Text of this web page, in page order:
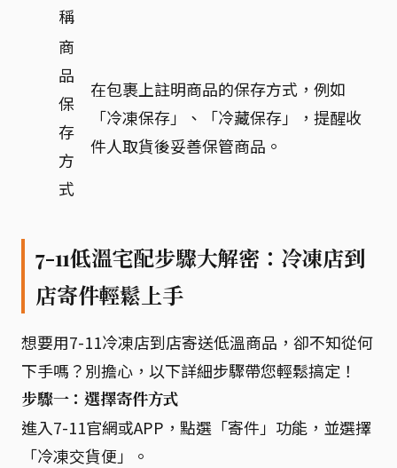
稱
商
品
保
存
方
式
在包裹上註明商品的保存方式，例如
「冷凍保存」、「冷藏保存」，提醒收
件人取貨後妥善保管商品。
7-11低溫宅配步驟大解密：冷凍店到
店寄件輕鬆上手
想要用7-11冷凍店到店寄送低溫商品，卻不知從何
下手嗎？別擔心，以下詳細步驟帶您輕鬆搞定！
步驟一：選擇寄件方式
進入7-11官網或APP，點選「寄件」功能，並選擇
「冷凍交貨便」。